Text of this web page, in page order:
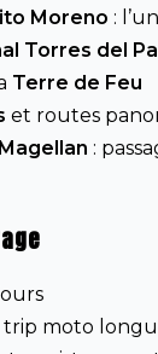
Moreno :
Torres del
Terre de Feu
et routes
:
trip moto